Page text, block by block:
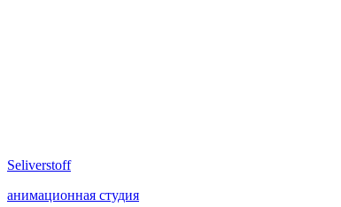
Seliverstoff
анимационная студия